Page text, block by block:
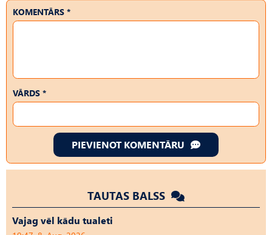
KOMENTĀRS *
VĀRDS *
PIEVIENOT KOMENTĀRU
TAUTAS BALSS
Vajag vēl kādu tualeti